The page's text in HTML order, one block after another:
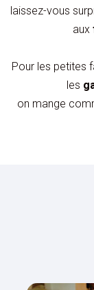
laissez-vous
aux
Pour les petites
les
on mange